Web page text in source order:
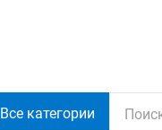
Все категории